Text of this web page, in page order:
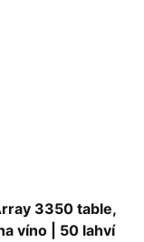
3350 table,
víno | 50 lahví